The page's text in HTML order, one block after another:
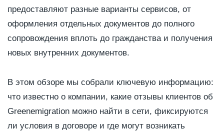
предоставляют разные варианты сервисов, от
оформления отдельных документов до полного
сопровождения вплоть до гражданства и получения
новых внутренних документов.
В этом обзоре мы собрали ключевую информацию:
что известно о компании, какие отзывы клиентов об
Greenemigration можно найти в сети, фиксируются
ли условия в договоре и где могут возникать